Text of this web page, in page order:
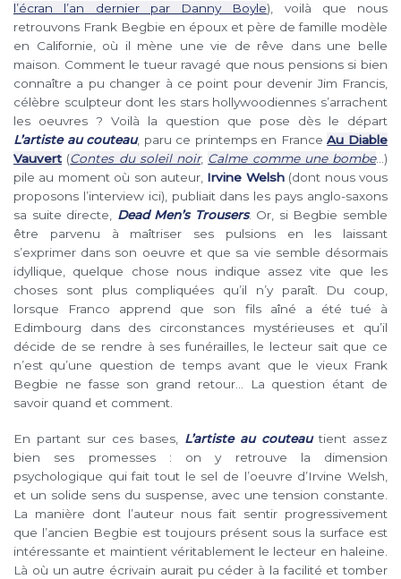
l’écran l’an dernier par Danny Boyle), voilà que nous
retrouvons Frank Begbie en époux et père de famille modèle
en Californie, où il mène une vie de rêve dans une belle
maison. Comment le tueur ravagé que nous pensions si bien
connaître a pu changer à ce point pour devenir Jim Francis,
célèbre sculpteur dont les stars hollywoodiennes s’arrachent
les oeuvres ? Voilà la question que pose dès le départ
L’artiste au couteau, paru ce printemps en FranceAu Diable
Vauvert (Contes du soleil noir, Calme comme une bombe…)
pile au moment où son auteur, Irvine Welsh (dont nous vous
proposons l’interview ici), publiait dans les pays anglo-saxons
sa suite directe, Dead Men’s Trousers. Or, si Begbie semble
être parvenu à maîtriser ses pulsions en les laissant
s’exprimer dans son oeuvre et que sa vie semble désormais
idyllique, quelque chose nous indique assez vite que les
choses sont plus compliquées qu’il n’y paraît. Du coup,
lorsque Franco apprend que son fils aîné a été tué à
Edimbourg dans des circonstances mystérieuses et qu’il
décide de se rendre à ses funérailles, le lecteur sait que ce
n’est qu’une question de temps avant que le vieux Frank
Begbie ne fasse son grand retour… La question étant de
savoir quand et comment.
En partant sur ces bases, L’artiste au couteautient assez
bien ses promesses : on y retrouve la dimension
psychologique qui fait tout le sel de l’oeuvre d’Irvine Welsh,
et un solide sens du suspense, avec une tension constante.
La manière dont l’auteur nous fait sentir progressivement
que l’ancien Begbie est toujours présent sous la surface est
intéressante et maintient véritablement le lecteur en haleine.
Là où un autre écrivain aurait pu céder à la facilité et tomber